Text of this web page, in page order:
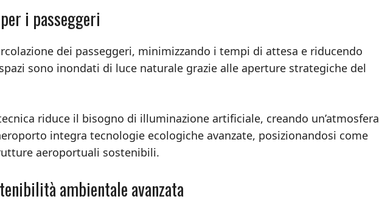
i passeggeri
dei passeggeri, minimizzando i tempi di attesa e riducendo
sono inondati di luce naturale grazie alle aperture strategiche del
riduce il bisogno di illuminazione artificiale, creando un’atmosfera
integra tecnologie ecologiche avanzate, posizionandosi come
aeroportuali sostenibili.
ambientale avanzata